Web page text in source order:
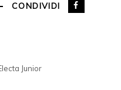
CONDIVIDI
Junior